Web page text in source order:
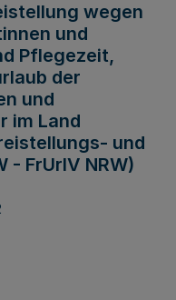
wegen
und
Pflegezeit,
der
und
im Land
und
- FrUrlV NRW)